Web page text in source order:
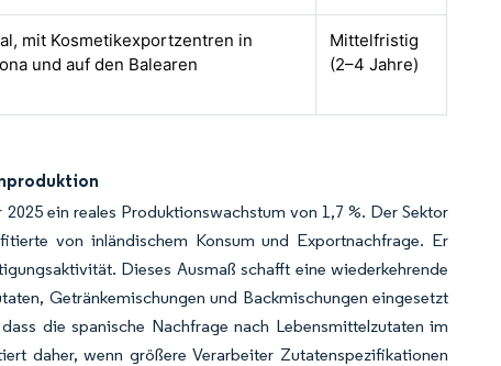
mit Kosmetikexportzentren in
und auf den Balearen
Mittelfristig
(2–4 Jahre)
ein reales Produktionswachstum von 1,7 %. Der Sektor
von inländischem Konsum und Exportnachfrage. Er
Dieses Ausmaß schafft eine wiederkehrende
Getränkemischungen und Backmischungen eingesetzt
die spanische Nachfrage nach Lebensmittelzutaten im
daher, wenn größere Verarbeiter Zutatenspezifikationen